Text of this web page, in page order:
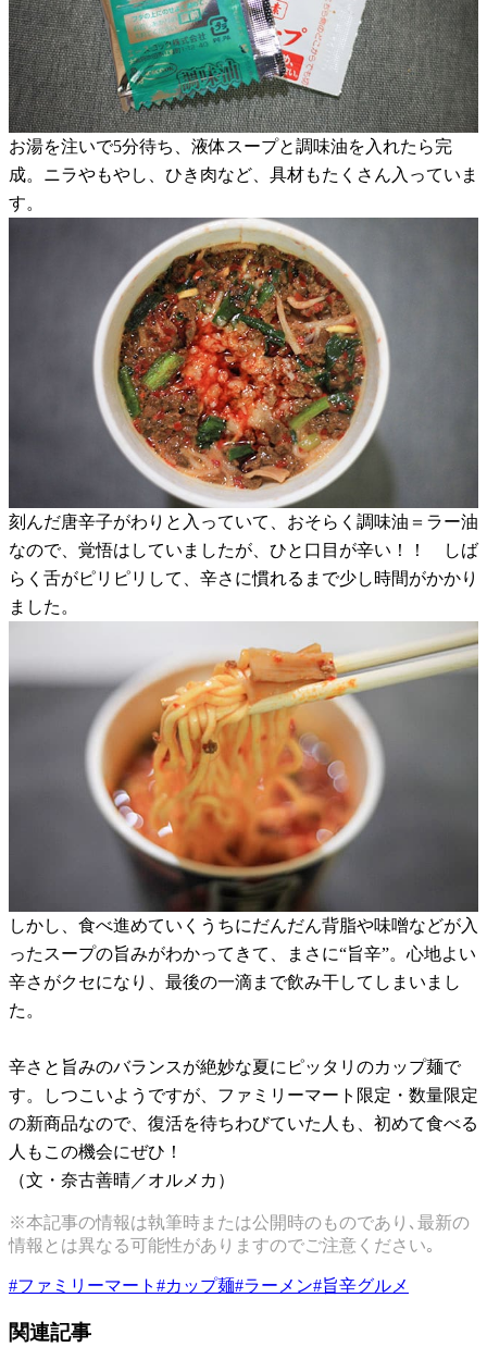
お湯を注いで5分待ち、液体スープと調味油を入れたら完
成。ニラやもやし、ひき肉など、具材もたくさん入っていま
す。
刻んだ唐辛子がわりと入っていて、おそらく調味油＝ラー油
なので、覚悟はしていましたが、ひと口目が辛い！！ しば
らく舌がピリピリして、辛さに慣れるまで少し時間がかかり
ました。
しかし、食べ進めていくうちにだんだん背脂や味噌などが入
ったスープの旨みがわかってきて、まさに“旨辛”。心地よい
辛さがクセになり、最後の一滴まで飲み干してしまいまし
た。
辛さと旨みのバランスが絶妙な夏にピッタリのカップ麺で
す。しつこいようですが、ファミリーマート限定・数量限定
の新商品なので、復活を待ちわびていた人も、初めて食べる
人もこの機会にぜひ！
（文・奈古善晴／オルメカ）
※本記事の情報は執筆時または公開時のものであり､最新の
情報とは異なる可能性がありますのでご注意ください｡
#ファミリーマート #カップ麺#ラーメン#旨辛グルメ
関連記事